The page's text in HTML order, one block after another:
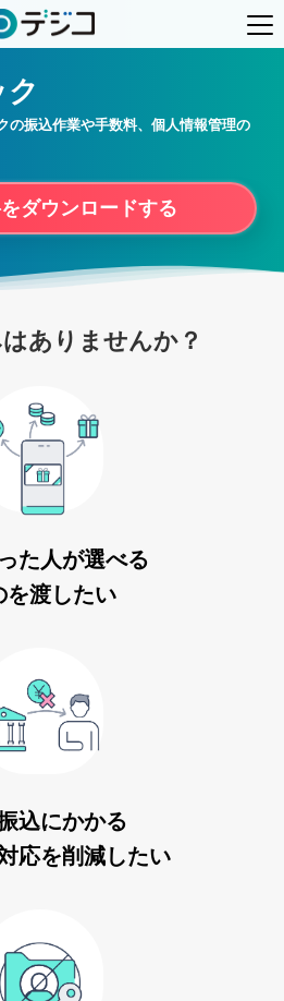
の振込作業や手数料、個人情報管理の
ダウンロードする
ありませんか？
た人が選べる
を渡したい
込にかかる
応を削減したい